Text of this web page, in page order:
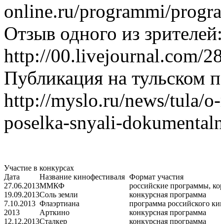
online.ru/programmi/
Отзыв одного из
http://00.livejournal.com/
Публикация на тульском
http://myslo.ru/news/tula/
poselka-snyali-
Участие в конкурсах
Дата
Название кинофестиваля Формат участия
27.06.2013ММКФ
российские программы,
19.09.2013Соль земли
конкурсная программа
7.10.2013 Флаэртиана
программа российского
2013
Арткино
конкурсная программа
12.12.2013Сталкер
конкурсная программа